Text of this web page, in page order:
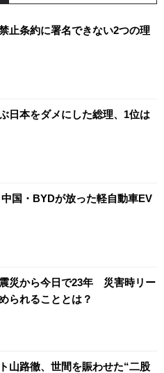
止条約に署名できない2つの理
日本をダメにした総理、1位は
国・BYDが放った軽自動車EV
災から今日で23年 災害時リー
られることとは？
山路徹、世間を賑わせた“二股